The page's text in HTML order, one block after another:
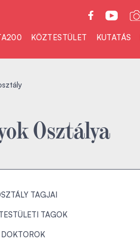
KÖZTESTÜLET KUTATÁS
Osztálya
TAGJAI
TAGOK